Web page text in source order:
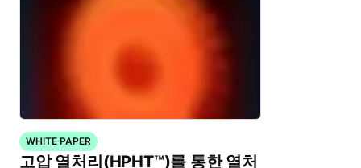
WHITE PAPER
고압 열처리(HPHT™)를 통한 열처